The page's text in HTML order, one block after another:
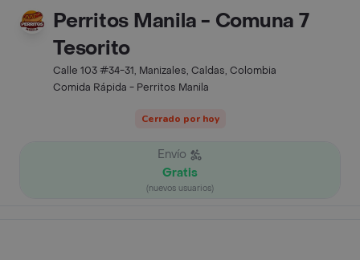
Perritos Manila - Comuna 7
Tesorito
Calle 103 #34-31, Manizales, Caldas, Colombia
Comida Rápida - Perritos Manila
Cerrado por hoy
Envío
Gratis
(nuevos usuarios)